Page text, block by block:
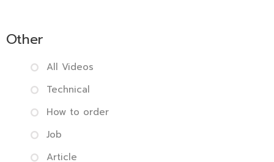
Other
All Videos
Technical
How to order
Job
Article